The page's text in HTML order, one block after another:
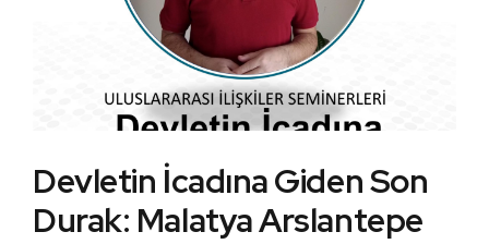
Devletin İcadına Giden Son
Durak: Malatya Arslantepe